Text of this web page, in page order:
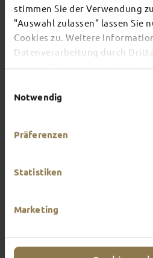
stimmen Sie der Verwendung
"Auswahl zulassen" lassen Sie
Cookies zu. Weitere
Datenverarbeitung durch
Notwendig
Präferenzen
Statistiken
Marketing
There's always something
whether it's a concert, a
guided tour or a theatre
place to discover the current